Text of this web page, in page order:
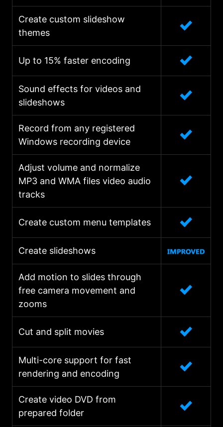
Create custom slideshow
themes
Up to 15% faster encoding
Sound effects for videos and
slideshows
Record from any registered
Windows recording device
Adjust volume and normalize
MP3 and WMA files video audio
tracks
Create custom menu templates
Create slideshows
Add motion to slides through
free camera movement and
zooms
Cut and split movies
Multi-core support for fast
rendering and encoding
Create video DVD from
prepared folder